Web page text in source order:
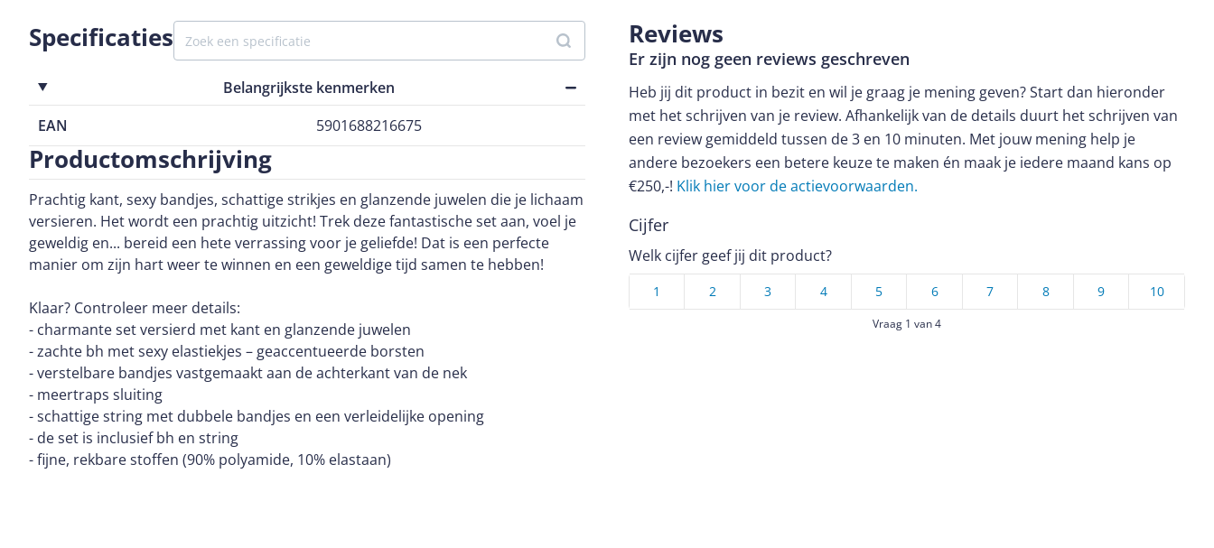
Specificaties
Belangrijkste kenmerken
EAN
5901688216675
Productomschrijving
Prachtig kant, sexy bandjes, schattige strikjes en glanzende juwelen die je lichaam
versieren. Het wordt een prachtig uitzicht! Trek deze fantastische set aan, voel je
geweldig en... bereid een hete verrassing voor je geliefde! Dat is een perfecte
manier om zijn hart weer te winnen en een geweldige tijd samen te hebben!
Klaar? Controleer meer details:
- charmante set versierd met kant en glanzende juwelen
- zachte bh met sexy elastiekjes – geaccentueerde borsten
- verstelbare bandjes vastgemaakt aan de achterkant van de nek
- meertraps sluiting
- schattige string met dubbele bandjes en een verleidelijke opening
- de set is inclusief bh en string
- fijne, rekbare stoffen (90% polyamide, 10% elastaan)
Reviews
Er zijn nog geen reviews geschreven
Heb jij dit product in bezit en wil je graag je mening geven? Start dan hieronder
met het schrijven van je review. Afhankelijk van de details duurt het schrijven van
een review gemiddeld tussen de 3 en 10 minuten. Met jouw mening help je
andere bezoekers een betere keuze te maken én maak je iedere maand kans op
€250,-! Klik hier voor de actievoorwaarden.
Cijfer
Welk cijfer geef jij dit product?
10
9
8
7
6
5
4
3
2
1
Vraag 1 van 4